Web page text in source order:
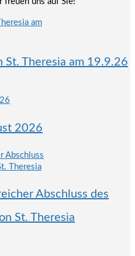
St. Theresia am 19.9.26
2026
Abschluss des
St. Theresia